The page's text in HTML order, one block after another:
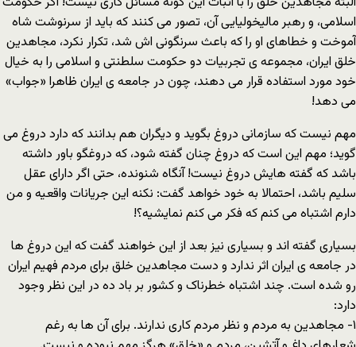
اسلامى، و رهبر مالیخولیایى آن، تصور مى کنند که باید از سرنوشت شاه
آموخت و خطاهاى او را که باعث سرنگونى اش شد، تکرار نکرد، مجاهدین
خلق ایران، مجموعه ى تجربیات دو حکومت سلطنتى و اسلامى را به خیال
خود مورد استفاده قرار مى دهند، چون در جامعه ى ایران ظاهرا «جواب»
مى دهد!
مهم نیست که سازمانى دروغ بگوید و دیگران هم بدانند که دارد دروغ مى
گوید؛ مهم این است که دروغ چنان گفته شود، که دروغگو باور داشته
باشد که گفته هایش دروغ نیست! آنگاه شنونده، حتى اگر داراى عقل
سلیم باشد، احتمالا به خود خواهد گفت: نکنه این جریانات واقعیه و من
دارم اشتباه مى کنم که فکر مى کنم نمایشیه؟!
بسیارى گفته اند و بسیارى نیز بعد از این خواهند گفت که این دروغ ها
در جامعه ى ایران اثر ندارد و دست مجاهدین خلق براى مردم فهیم ایران
رو شده است. چند اشتباه خطرناک و کشور بر باد ده در این نظر وجود
دارد:
١- مجاهدین به مردم و نظر مردم کارى ندارند. براى آن ها به رغم